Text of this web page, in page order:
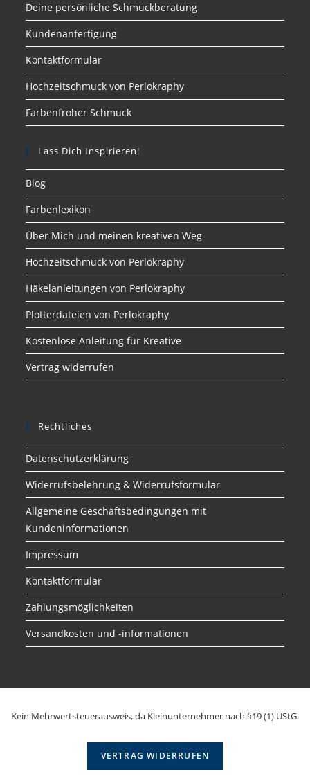
Deine persönliche Schmuckberatung
Kundenanfertigung
Kontaktformular
Hochzeitschmuck von Perlokraphy
Farbenfroher Schmuck
Lass Dich Inspirieren!
Blog
Farbenlexikon
Über Mich und meinen kreativen Weg
Hochzeitschmuck von Perlokraphy
Häkelanleitungen von Perlokraphy
Plotterdateien von Perlokraphy
Kostenlose Anleitung für Kreative
Vertrag widerrufen
Rechtliches
Datenschutzerklärung
Widerrufsbelehrung & Widerrufsformular
Allgemeine Geschäftsbedingungen mit
Kundeninformationen
Impressum
Kontaktformular
Zahlungsmöglichkeiten
Versandkosten und -informationen
Kein Mehrwertsteuerausweis, da Kleinunternehmer nach §19 (1) UStG.
VERTRAG WIDERRUFEN